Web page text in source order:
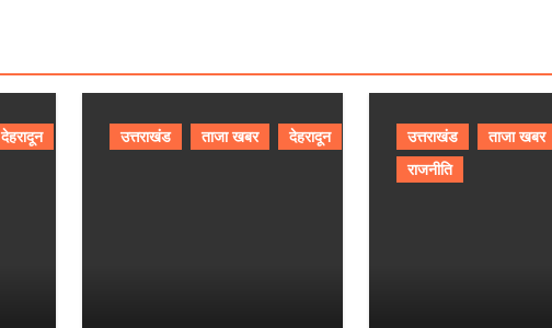
देहरादून
उत्तराखंड ताजा खबर देहरादून उत्तराखंड ताजा खबर
राजनीति